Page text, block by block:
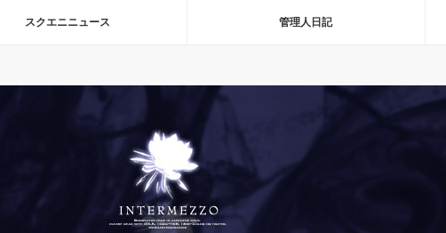
スクエニニュース 管理人日記